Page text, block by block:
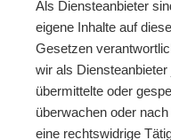
Als Diensteanbieter
eigene Inhalte auf
Gesetzen
wir als
übermittelte oder
überwachen oder
eine rechtswidrige